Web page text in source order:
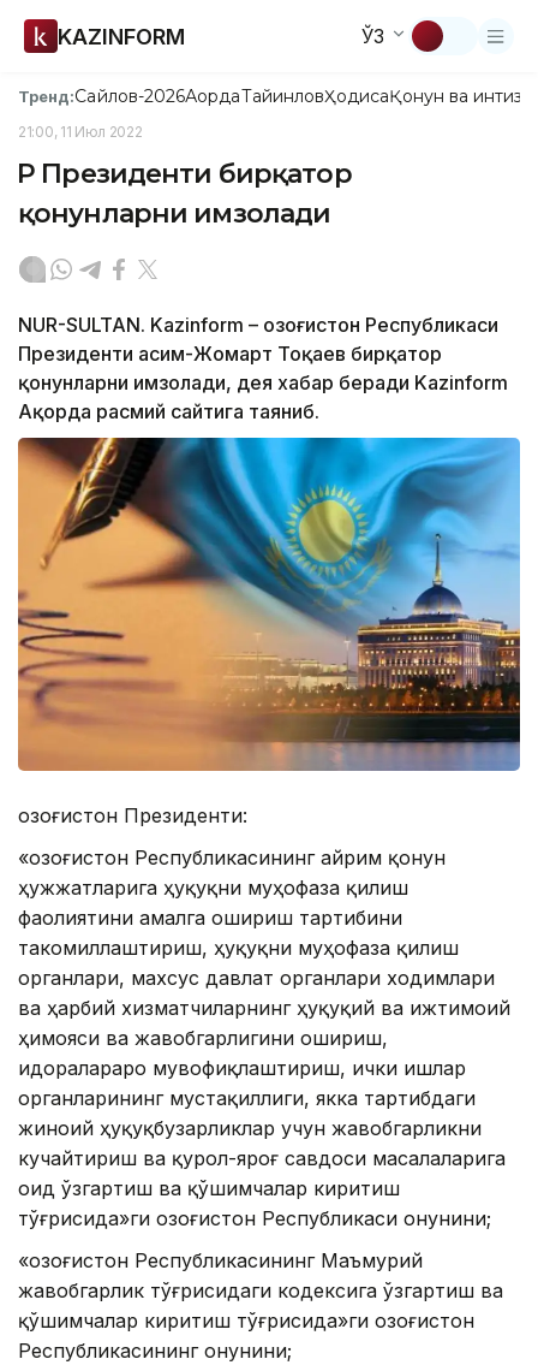
KAZINFORM ЎЗ
Тренд:Сайлов-2026АқордаТайинловҲодисаҚонун ва
21:00, 11 Июл 2022
ҚР Президенти бирқатор
қонунларни имзолади
NUR-SULTAN. Kazinform – Қозоғистон Республикаси
Президенти Қасим-Жомарт Тоқаев бирқатор
қонунларни имзолади, дея хабар беради Kazinform
Ақорда расмий сайтига таяниб.
Қозоғистон Президенти:
«Қозоғистон Республикасининг айрим қонун
ҳужжатларига ҳуқуқни муҳофаза қилиш
фаолиятини амалга ошириш тартибини
такомиллаштириш, ҳуқуқни муҳофаза қилиш
органлари, махсус давлат органлари ходимлари
ва ҳарбий хизматчиларнинг ҳуқуқий ва ижтимоий
ҳимояси ва жавобгарлигини ошириш,
идоралараро мувофиқлаштириш, ички ишлар
органларининг мустақиллиги, якка тартибдаги
жиноий ҳуқуқбузарликлар учун жавобгарликни
кучайтириш ва қурол-яроғ савдоси масалаларига
оид ўзгартиш ва қўшимчалар киритиш
тўғрисида»ги Қозоғистон Республикаси Қонунини;
«Қозоғистон Республикасининг Маъмурий
жавобгарлик тўғрисидаги кодексига ўзгартиш ва
қўшимчалар киритиш тўғрисида»ги Қозоғистон
Республикасининг Қонунини;